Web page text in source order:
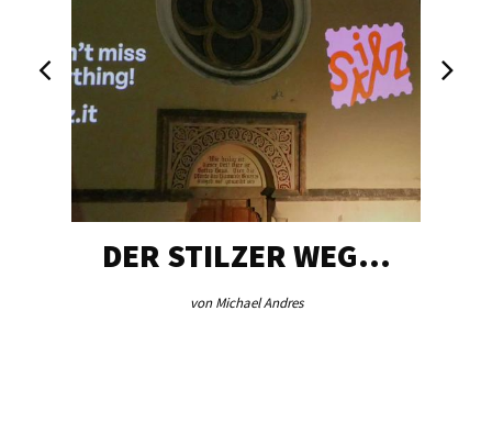
DER STILZER WEG…
von Michael Andres